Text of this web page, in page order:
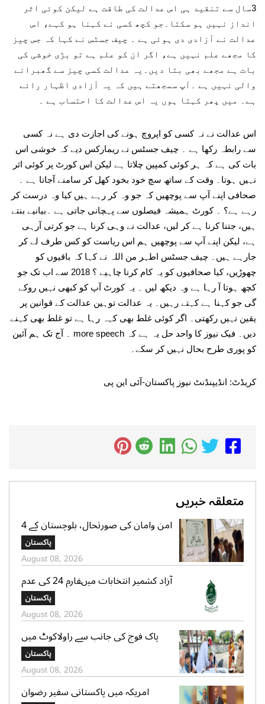
3سال سے تنقید ہی اس عدالت کی طاقت ہے لیکن کوئی اثر
انداز نہیں ہو سکتا۔جو کچھ کسی نے کہنا ہو کہے، اس
عدالت نے آزادی دی ہوئی ہے ۔ چیف جسٹس نے کہا کہ جس چیز
کا مجھے علم نہیں ہے، اگر ان کو علم ہے تو بڑی خوشی کی
بات ہے مجھے بھی بتا دیں۔یہ عدالت کسی چیز سے گھبرانے
والی نہیں ہے ۔آپ سمجھتے ہیں کہ یہ آزادی اظہار رائے
ہے۔ میں پھر کہتا ہوں یہ اس عدالت کا احتساب ہے ۔
اس عدالت نے نہ کسی کو اپروچ ہونے کی اجازت دی ہے نہ کسی
سے رابطہ رکھا ہے ۔ چیف جسٹس نے ریمارکس دیے کہ خوشی اس
بات کی ہے کہ ہر کوئی کمپین چلاتا ہے لیکن اس کورٹ پر کوئی اثر
نہیں ہوتا۔ وقت کے ساتھ سچ خود بخود کھل کر سامنے آجاتا ہے ۔
صحافی اپنے آپ سے پوچھیں کہ جو وہ کر رہے ہیں کیا وہ درست کر
رہے ہے؟ ۔ کورٹ ہمیشہ فیصلوں سے پہچانی جاتی ہے ۔بیانیے بنتے
ہیں، جتنا کرنا ہے کر لیں، عدالت نے وہی کرنا ہے جو کرتی آرہی
ہے، لیکن اپنے آپ سے پوچھیں ہم اس ریاست کو کس طرف لے کر
جارہے ہیں۔ چیف جسٹس اطہر من اللہ نے کہا کہ باقیوں کو
چھوڑیں، کیا صحافیوں کو یہ کام کرنا چاہیے ؟ 2018 سے اب تک جو
کچھ ہوتا آ رہا ہے وہ دیکھ لیں ۔ یہ کورٹ آپ کو کبھی نہیں روکے
گی جو کہنا ہے کہتے رہیں۔ یہ عدالت توہین عدالت کے قوانین پر
یقین نہیں رکھتی۔ اگر کوئی غلط بھی کہہ رہا ہے تو غلط بھی کہنے
دیں۔ فیک نیوز کا واحد حل یہ ہے کہ more speech ۔ آج تک ہم آئین
کو پوری طرح بحال نہیں کر سکے۔
کریڈٹ: انڈیپنڈنٹ نیوز پاکستان-آئی این پی
متعلقہ خبریں
امن وامان کی صورتحال، بلوچستان کے 4
بلدیاتی حلقوں میں آج ہونیوالی پولنگ
ملتوی
پاکستان
August 08, 2026
آزاد کشمیر انتخابات میںفارم 24 کی عدم
فراہمی کے دعوے بے بنیاد ہیں، الیکشن
کمیشن کی وضاحت
پاکستان
August 08, 2026
پاک فوج کی جانب سے راولاکوٹ میں
شہریوں کیلئے مفت میڈیکل کیمپس کا
انعقاد
پاکستان
August 08, 2026
امریکہ میں پاکستانی سفیر رضوان